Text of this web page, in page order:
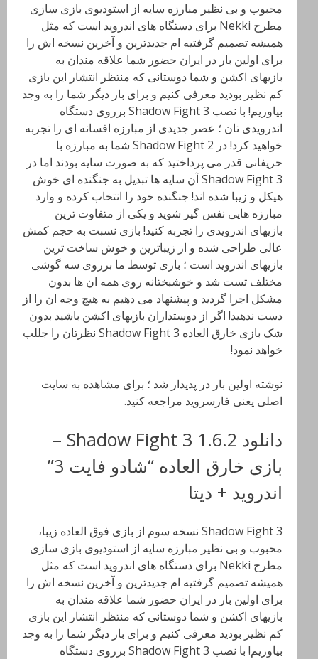
محبوب و بی نظیر مبارزه سایه از استودیوی بازی سازی
مطرح Nekki برای دستگاه های اندروید است که مثل
همیشه تصمیم گرفتیه ام جدیدترین و آخرین نسخه اش را
برای اولین بار در ایران حضور شما علاقه مندان به
بازیهای اکشن و شما دوستانی که منتظر انتشار این بازی
کم نظیر بودید معرفی کنیم و برای بار دیگر شما را به وجد
بیاوریم! با نصب Shadow Fight 3 برروی دستگاه
اندرویدی تان ؛ عصر جدیدی از مبارزه افسانه ای را تجربه
خواهید کرد! در Shadow Fight 2 شما به مبارزه با
حریفانی قدر می پرداختید که به صورت سایه بودند اما در
Shadow Fight 3 آن سایه ها تبدیل به جنگنده ای خوش
هیکل و زیبا شده اند! جنگنده خود را انتخاب کرده و وارد
مبارزه هایی نفس گیر شوید و یکی از متفاوت ترین
بازیهای اندرویدی را تجربه کنید! بازی نسبت به حجم کمش
عالی طراحی شده و از زیباترین و خوش ساخت ترین
بازیهای اندروید است ؛ بازی توسط ما برروی سه گوشی
مختلف تست شد و خوشبختانه روی همه ان ها بدون
مشکل اجرا گردید و پیشنهاد می دهیم به هیچ وجه ان را از
دست ندهید! اگر از دوستداران بازیهای اکشن باشید بدون
شک بازی خارق العاده Shadow Fight 3 نظرتان را جللب
خواهد نمود!
نوشته اولین بار در پدیدار شد ؛ برای مشاهده به سایت
اصلی یعنی فارسروید مراجعه کنید.
دانلود Shadow Fight 3 1.6.2 –
بازی خارق العاده “شادو فایت 3”
اندروید + دیتا
Shadow Fight 3 نسخه سوم از بازی فوق العاده زیبا،
محبوب و بی نظیر مبارزه سایه از استودیوی بازی سازی
مطرح Nekki برای دستگاه های اندروید است که مثل
همیشه تصمیم گرفتیه ام جدیدترین و آخرین نسخه اش را
برای اولین بار در ایران حضور شما علاقه مندان به
بازیهای اکشن و شما دوستانی که منتظر انتشار این بازی
کم نظیر بودید معرفی کنیم و برای بار دیگر شما را به وجد
بیاوریم! با نصب Shadow Fight 3 برروی دستگاه